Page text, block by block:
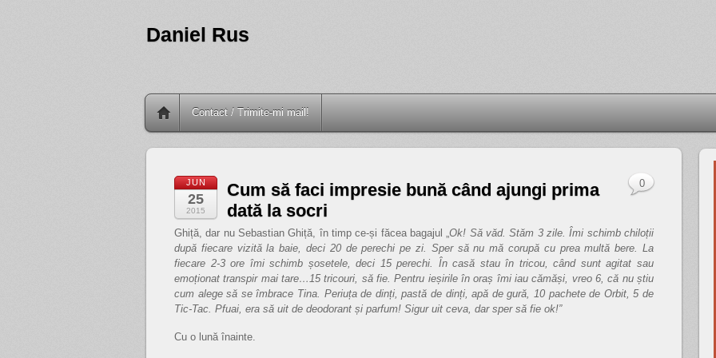
Daniel Rus
Contact / Trimite-mi mail!
JUN
25
2015
Cum să faci impresie bună când ajungi prima
dată la socri
Ghiță, dar nu Sebastian Ghiță, în timp ce-și făcea bagajul „Ok! Să văd. Stăm 3 zile. Îmi schimb chiloții
după fiecare vizită la baie, deci 20 de perechi pe zi. Sper să nu mă corupă cu prea multă bere. La
fiecare 2-3 ore îmi schimb șosetele, deci 15 perechi. În casă stau în tricou, când sunt agitat sau
emoționat transpir mai tare…15 tricouri, să fie. Pentru ieșirile în oraș îmi iau cămăși, vreo 6, că nu știu
cum alege să se îmbrace Tina. Periuța de dinți, pastă de dinți, apă de gură, 10 pachete de Orbit, 5 de
Tic-Tac. Pfuai, era să uit de deodorant și parfum! Sigur uit ceva, dar sper să fie ok!”
Cu o lună înainte.
0